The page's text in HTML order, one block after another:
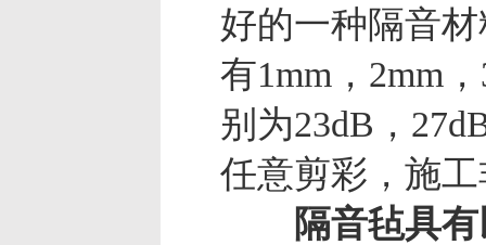
好的一种隔音
有1mm，2mm
别为23dB，
任意剪彩，施
隔音毡具有